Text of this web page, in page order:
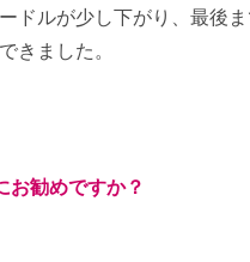
ドルが少し下がり、最後
きました。
お勧めですか？